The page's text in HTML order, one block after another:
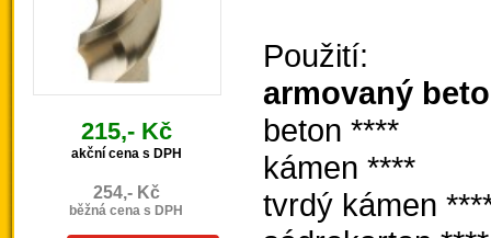
215,- Kč
akční cena s DPH
254,- Kč
běžná cena s DPH
Použití:
armovaný
beton ****
kámen ****
tvrdý kámen